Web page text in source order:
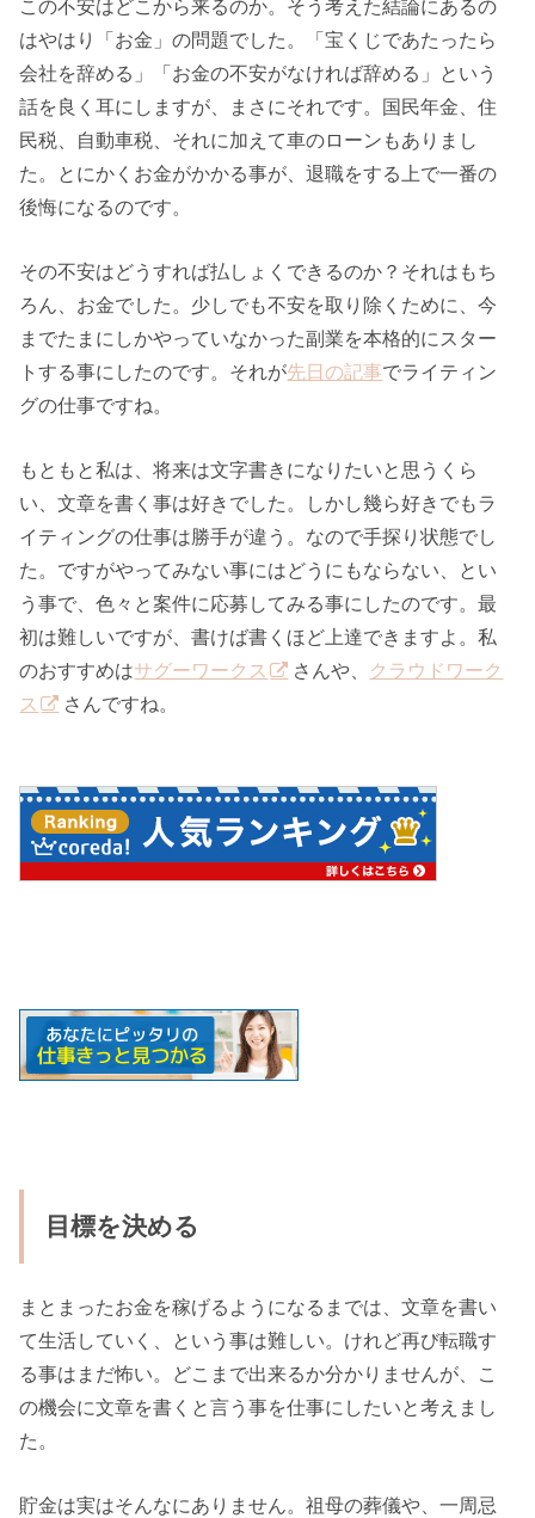
この不安はどこから来るのか。そう考えた結論にあるの
はやはり「お金」の問題でした。「宝くじであたったら
会社を辞める」「お金の不安がなければ辞める」という
話を良く耳にしますが、まさにそれです。国民年金、住
民税、自動車税、それに加えて車のローンもありまし
た。とにかくお金がかかる事が、退職をする上で一番の
後悔になるのです。
その不安はどうすれば払しょくできるのか？それはもち
ろん、お金でした。少しでも不安を取り除くために、今
までたまにしかやっていなかった副業を本格的にスター
トする事にしたのです。それが先日の記事でライティン
グの仕事ですね。
もともと私は、将来は文字書きになりたいと思うくら
い、文章を書く事は好きでした。しかし幾ら好きでもラ
イティングの仕事は勝手が違う。なので手探り状態でし
た。ですがやってみない事にはどうにもならない、とい
う事で、色々と案件に応募してみる事にしたのです。最
初は難しいですが、書けば書くほど上達できますよ。私
のおすすめはサグーワークス さんや、 クラウドワーク
ス
さんですね。
目標を決める
まとまったお金を稼げるようになるまでは、文章を書い
て生活していく、という事は難しい。けれど再び転職す
る事はまだ怖い。どこまで出来るか分かりませんが、こ
の機会に文章を書くと言う事を仕事にしたいと考えまし
た。
貯金は実はそんなにありません。祖母の葬儀や、一周忌